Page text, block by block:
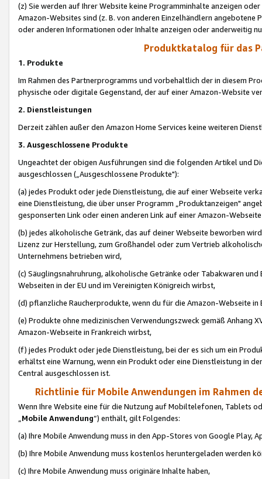
(z) Sie werden auf Ihrer Website keine Programminhalte anzeigen
Amazon-Websites sind (z. B. von anderen Einzelhändlern
oder anderen Informationen oder Inhalte anzeigen oder anderweitig
Produktkatalog für das
1. Produkte
Im Rahmen des Partnerprogramms und vorbehaltlich der in diesem
physische oder digitale Gegenstand, der auf einer Amazon-Website
2. Dienstleistungen
Derzeit zählen außer den Amazon Home Services keine weiteren
3. Ausgeschlossene Produkte
Ungeachtet der obigen Ausführungen sind die folgenden Artikel und
ausgeschlossen („Ausgeschlossene Produkte"):
(a) jedes Produkt oder jede Dienstleistung, die auf einer Webseite
eine Dienstleistung, die über unser Programm „Produktanzeigen"
gesponserten Link oder einen anderen Link auf einer Amazon-
(b) jedes alkoholische Getränk, das auf deiner Webseite beworben
Lizenz zur Herstellung, zum Großhandel oder zum Vertrieb
Unternehmens betrieben wird,
(c) Säuglingsnahruhrung, alkoholische Getränke oder Tabakwaren
Webseiten in der EU und im Vereinigten Königreich wirbst,
(d) pflanzliche Raucherprodukte, wenn du für die Amazon-Webseite in
(e) Produkte ohne medizinischen Verwendungszweck gemäß Anhang
Amazon-Webseite in Frankreich wirbst,
(f) jedes Produkt oder jede Dienstleistung, bei der es sich um ein
erhältst eine Warnung, wenn ein Produkt oder eine Dienstleistung in
Central ausgeschlossen ist.
Richtlinie für Mobile Anwendungen im Rahmen
Wenn Ihre Website eine für die Nutzung auf Mobiltelefonen, Tablets
„Mobile Anwendung“) enthält, gilt Folgendes:
(a) Ihre Mobile Anwendung muss in den App-Stores von Google Play,
(b) Ihre Mobile Anwendung muss kostenlos heruntergeladen werden
(c) Ihre Mobile Anwendung muss originäre Inhalte haben,